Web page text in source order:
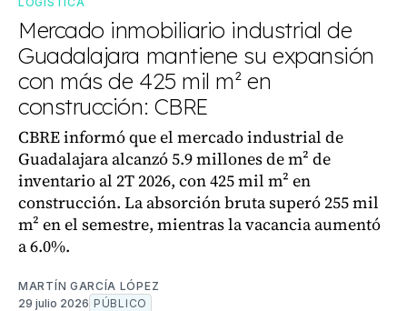
Mercado inmobiliario industrial de
Guadalajara mantiene su expansión
con más de 425 mil m² en
construcción: CBRE
CBRE informó que el mercado industrial de
Guadalajara alcanzó 5.9 millones de m² de
inventario al 2T 2026, con 425 mil m² en
construcción. La absorción bruta superó 255 mil
m² en el semestre, mientras la vacancia aumentó
a 6.0%.
MARTÍN GARCÍA LÓPEZ
29 julio 2026 PÚBLICO